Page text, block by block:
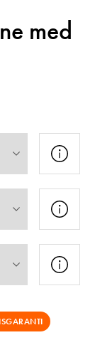
med